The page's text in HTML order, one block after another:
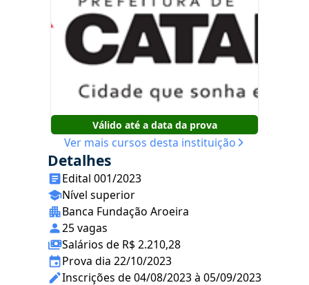
Válido até a data da prova
Ver mais cursos desta instituição
Detalhes
Edital 001/2023
Nível superior
Banca Fundação Aroeira
25 vagas
Salários de R$ 2.210,28
Prova dia 22/10/2023
Inscrições de 04/08/2023 à 05/09/2023